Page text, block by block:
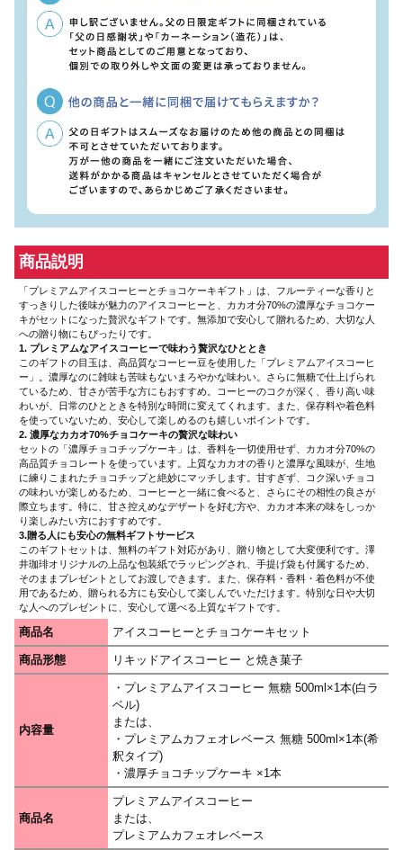
商品説明
「プレミアムアイスコーヒーとチョコケーキギフト」は、フルーティーな香りと
すっきりした後味が魅力のアイスコーヒーと、カカオ分70%の濃厚なチョコケー
キがセットになった贅沢なギフトです。無添加で安心して贈れるため、大切な人
への贈り物にもぴったりです。
1. プレミアムなアイスコーヒーで味わう贅沢なひととき
このギフトの目玉は、高品質なコーヒー豆を使用した「プレミアムアイスコーヒ
ー」。濃厚なのに雑味も苦味もないまろやかな味わい。さらに無糖で仕上げられ
ているため、甘さが苦手な方にもおすすめ。コーヒーのコクが深く、香り高い味
わいが、日常のひとときを特別な時間に変えてくれます。また、保存料や着色料
を使っていないため、安心して楽しめるのも嬉しいポイントです。
2. 濃厚なカカオ70%チョコケーキの贅沢な味わい
セットの「濃厚チョコチップケーキ」は、香料を一切使用せず、カカオ分70%の
高品質チョコレートを使っています。上質なカカオの香りと濃厚な風味が、生地
に練りこまれたチョコチップと絶妙にマッチします。甘すぎず、コク深いチョコ
の味わいが楽しめるため、コーヒーと一緒に食べると、さらにその相性の良さが
際立ちます。特に、甘さ控えめなデザートを好む方や、カカオ本来の味をしっか
り楽しみたい方におすすめです。
3.贈る人にも安心の無料ギフトサービス
このギフトセットは、無料のギフト対応があり、贈り物として大変便利です。澤
井珈琲オリジナルの上品な包装紙でラッピングされ、手提げ袋も付属するため、
そのままプレゼントとしてお渡しできます。また、保存料・香料・着色料が不使
用であるため、贈られる方にも安心して楽しんでいただけます。特別な日や大切
な人へのプレゼントに、安心して選べる上質なギフトです。
商品名 アイスコーヒーとチョコケーキセット
商品形態 リキッドアイスコーヒー と焼き菓子
内容量
・プレミアムアイスコーヒー 無糖 500ml×1本(白ラ
ベル)
または、
・プレミアムカフェオレベース 無糖 500ml×1本(希
釈タイプ)
・濃厚チョコチップケーキ ×1本
商品名
プレミアムアイスコーヒー
または、
プレミアムカフェオレベース